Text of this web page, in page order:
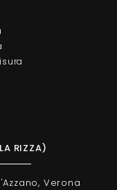
RIZZA)
Verona